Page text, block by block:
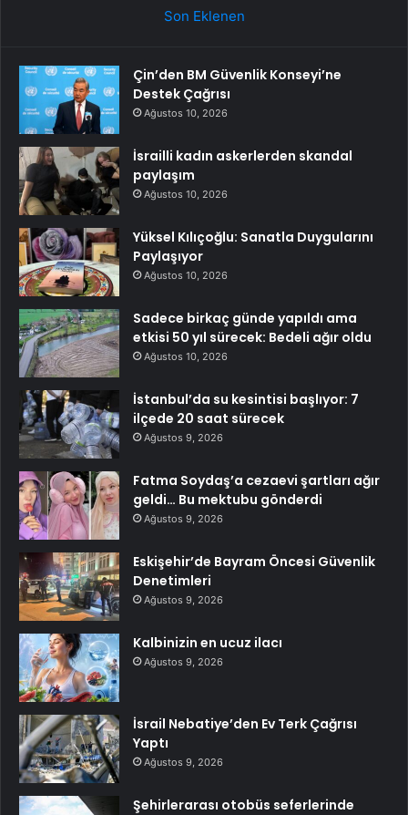
Son Eklenen
Çin’den BM Güvenlik Konseyi’ne
Destek Çağrısı
Ağustos 10, 2026
İsrailli kadın askerlerden skandal
paylaşım
Ağustos 10, 2026
Yüksel Kılıçoğlu: Sanatla Duygularını
Paylaşıyor
Ağustos 10, 2026
Sadece birkaç günde yapıldı ama
etkisi 50 yıl sürecek: Bedeli ağır oldu
Ağustos 10, 2026
İstanbul’da su kesintisi başlıyor: 7
ilçede 20 saat sürecek
Ağustos 9, 2026
Fatma Soydaş’a cezaevi şartları ağır
geldi… Bu mektubu gönderdi
Ağustos 9, 2026
Eskişehir’de Bayram Öncesi Güvenlik
Denetimleri
Ağustos 9, 2026
Kalbinizin en ucuz ilacı
Ağustos 9, 2026
İsrail Nebatiye’den Ev Terk Çağrısı
Yaptı
Ağustos 9, 2026
Şehirlerarası otobüs seferlerinde